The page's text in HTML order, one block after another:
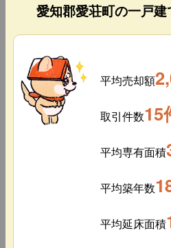
愛知郡愛荘町の一戸
平均売却額
取引件数15
平均専有面積
平均築年数
平均延床面積